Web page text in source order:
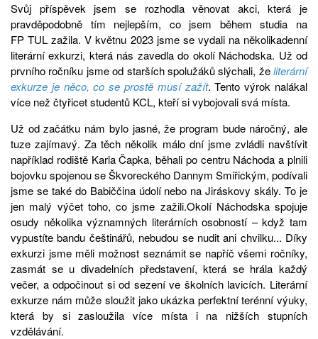
Svůj příspěvek jsem se rozhodla věnovat akci, která je
pravděpodobně tím nejlepším, co jsem během studia na
FP TULzažila. V květnu 2023 jsme se vydali na několikadenní
literární exkurzi, která nás zavedla do okolí Náchodska. Už od
prvního ročníku jsme od starších spolužáků slýchali, želiterární
exkurze je něco, co se prostě musí zažít. Tento výrok nalákal
více než čtyřicet studentů KCL, kteří si vybojovali svá místa.
Už od začátku nám bylo jasné, že program bude náročný, ale
tuze zajímavý. Za těch několik málo dní jsme zvládli navštívit
například rodiště Karla Čapka, běhali po centru Náchoda a plnili
bojovku spojenou se Škvoreckého Dannym Smiřickým, podívali
jsme se také do Babiččina údolí nebo na Jiráskovy skály. To je
jen malý výčet toho, co jsme zažili.Okolí Náchodska spojuje
osudy několika významných literárních osobností – když tam
vypustíte bandu češtinářů, nebudou se nudit ani chvilku... Díky
exkurzi jsme měli možnost seznámit se napříč všemi ročníky,
zasmát se u divadelních představení, která se hrála každý
večer, a odpočinout si od sezení ve školních lavicích. Literární
exkurze nám může sloužit jako ukázka perfektní terénní výuky,
která by si zasloužila více místa i na nižších stupních
vzdělávání.